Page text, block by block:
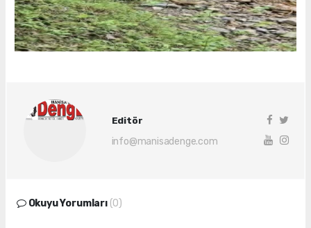
Editör
info@manisadenge.com
Okuyu Yorumları (0)